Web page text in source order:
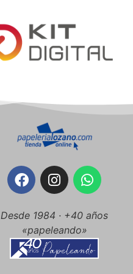
Desde 1984 · +40 años
«papeleando»